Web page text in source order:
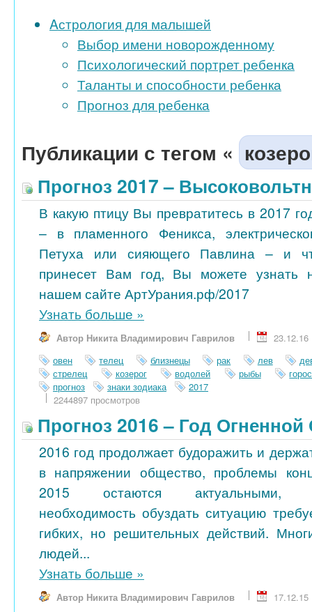
Aстрология для малышей
Выбор имени новорожденному
Психологический портрет ребенка
Таланты и способности ребенка
Прогноз для ребенка
Публикации с тегом «
Прогноз 2017 –
В какую птицу Вы превратитесь в 2017
– в пламенного Феникса,
Петуха или сияющего Павлина – и
принесет Вам год, Вы можете узнать
нашем сайте АртУрания.рф/2017
Узнать больше »
Автор Никита Владимирович Гаврилов
23.12.16
овен
телец близнецы рак лев
стрелец
козерог водолей рыбы
прогноз
знаки зодиака
2017
2244897 просмотров
Прогноз 2016 – Год
2016 год продолжает будоражить и
в напряжении общество, проблемы
2015 остаются актуальными,
необходимость обуздать ситуацию
гибких, но решительных действий.
людей...
Узнать больше »
Автор Никита Владимирович Гаврилов
17.12.15